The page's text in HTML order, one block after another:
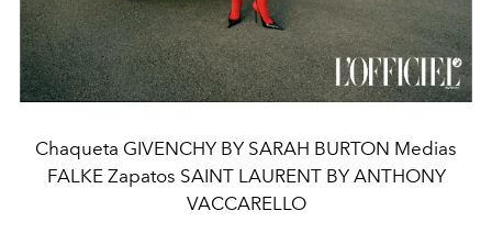
Chaqueta GIVENCHY BY SARAH BURTON Medias
FALKE Zapatos SAINT LAURENT BY ANTHONY
VACCARELLO